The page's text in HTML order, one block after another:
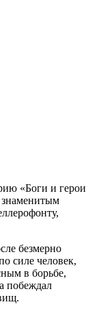
«Боги и герои
безмерно
силе человек,
в борьбе,
побеждал